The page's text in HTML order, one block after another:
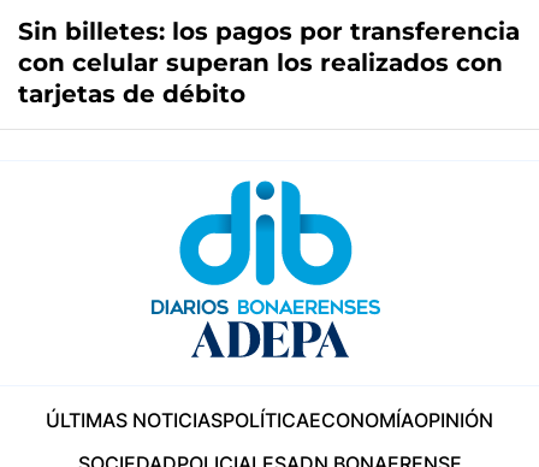
Sin billetes: los pagos por transferencia
con celular superan los realizados con
tarjetas de débito
ÚLTIMAS NOTICIASPOLÍTICAECONOMÍAOPINIÓN